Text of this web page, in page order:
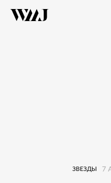
ЗВЕЗДЫ 7